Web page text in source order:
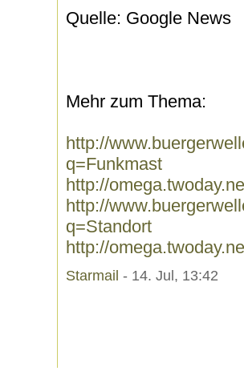
Quelle: Google News
Mehr zum Thema:
http://
q=Funkmast
http://
http://
q=Standort
http://
Starmail - 14. Jul, 13:42